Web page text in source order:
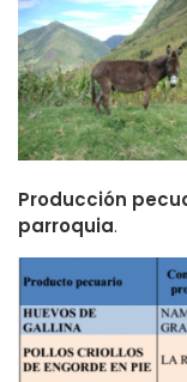
Producción
parroquia.